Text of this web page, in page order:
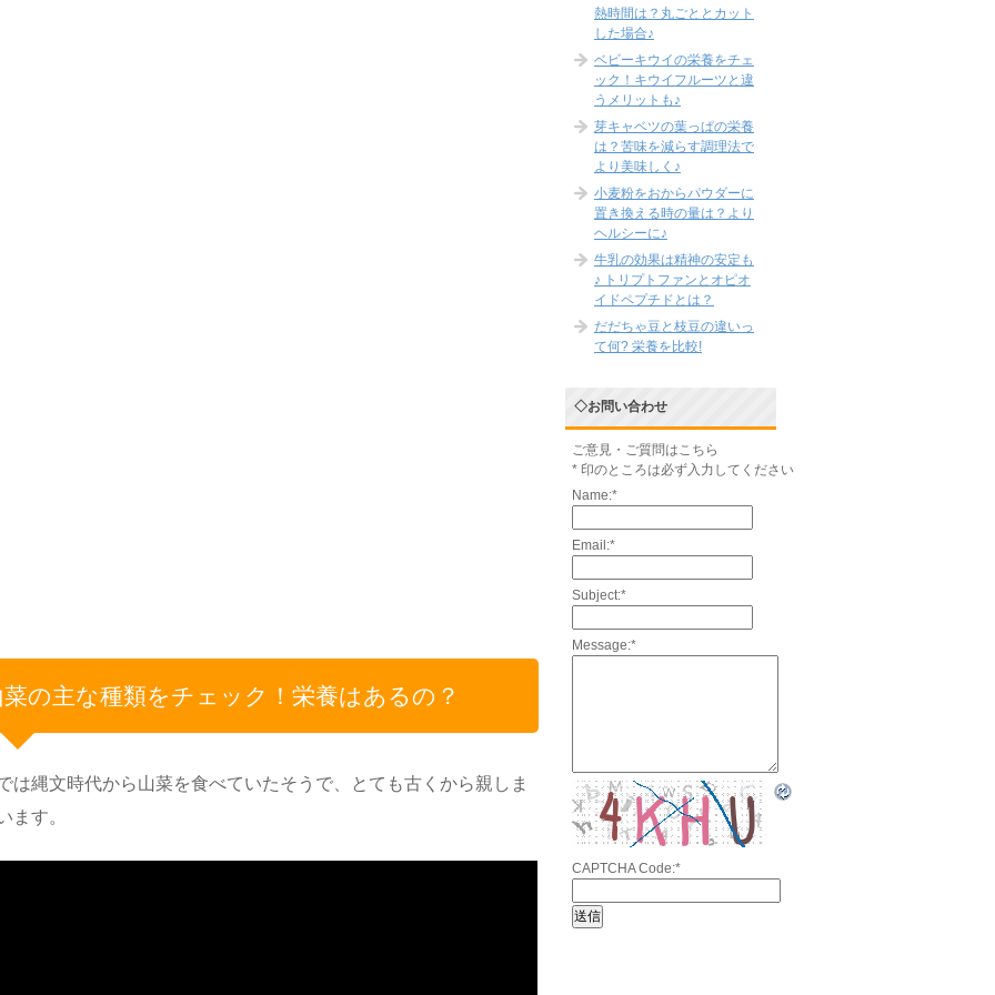
の主な種類をチェック！栄養はあるの？
は縄文時代から山菜を食べていたそうで、とても古くから親しま
ます。
熱時間は？丸ごととカット
した場合♪
ベビーキウイの栄養をチェ
ック！キウイフルーツと違
うメリットも♪
芽キャベツの葉っぱの栄養
は？苦味を減らす調理法で
より美味しく♪
小麦粉をおからパウダーに
置き換える時の量は？より
ヘルシーに♪
牛乳の効果は精神の安定も
♪ トリプトファンとオピオ
イドペプチドとは？
だだちゃ豆と枝豆の違いっ
て何? 栄養を比較!
◇お問い合わせ
ご意見・ご質問はこちら
* 印のところは必ず入力してください
Name:*
Email:*
Subject:*
Message:*
CAPTCHA Code:*